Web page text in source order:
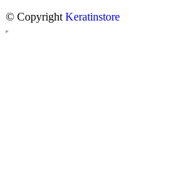
© Copyright Keratinstore